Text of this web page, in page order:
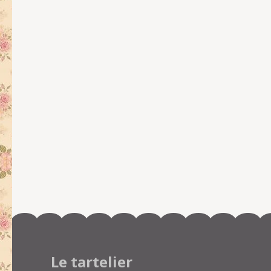
Le tartelier